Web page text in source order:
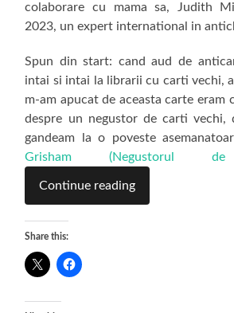
colaborare cu mama sa, Judith
2023, un expert international in
Spun din start: cand aud de
intai si intai la librarii cu carti vechi,
m-am apucat de aceasta carte eram
despre un negustor de carti vechi,
gandeam la o poveste
Grisham (Negustorul de
Continue reading
Share this: